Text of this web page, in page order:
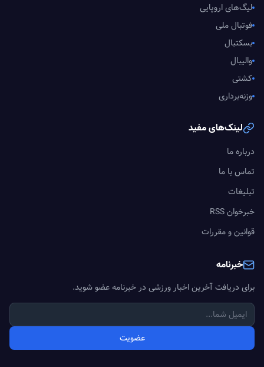
لیگ‌های اروپایی
فوتبال ملی
بسکتبال
والیبال
کشتی
وزنه‌برداری
لینک‌های مفید
درباره ما
تماس با ما
تبلیغات
خبرخوان RSS
قوانین و مقررات
خبرنامه
برای دریافت آخرین اخبار ورزشی در خبرنامه عضو شوید.
عضویت